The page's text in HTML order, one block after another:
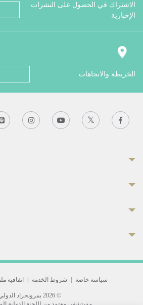
الاشتراك في الحصول على النشرات
الإخبارية
الخريطة والاتجاهات
سياسة خاصة | شروط الخدمة | اتفاقية
© 2026 بمرونجراد الدولي